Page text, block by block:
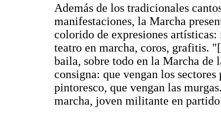
Además de los tradicionales
manifestaciones, la Marcha
colorido de expresiones
teatro en marcha, coros, grafitis.
baila, sobre todo en la Marcha de
consigna: que vengan los
pintoresco, que vengan las
marcha, joven militante en